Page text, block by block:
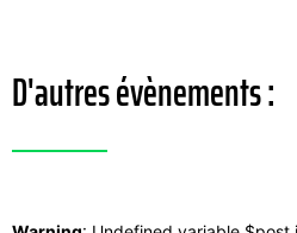
D'autres évènements :